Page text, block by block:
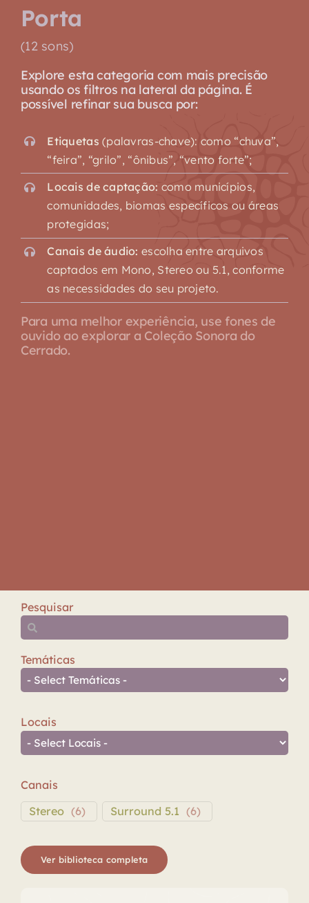
Porta
(12 sons)
Explore esta categoria com mais precisão
usando os filtros na lateral da página. É
possível refinar sua busca por:
Etiquetas (palavras-chave): como “chuva”,
“feira”, “grilo”, “ônibus”, “vento forte”;
Locais de captação: como municípios,
comunidades, biomas específicos ou áreas
protegidas;
Canais de áudio: escolha entre arquivos
captados em Mono, Stereo ou 5.1, conforme
as necessidades do seu projeto.
Para uma melhor experiência, use fones de
ouvido ao explorar a Coleção Sonora do
Cerrado.
Pesquisar
Temáticas
Locais
Canais
Stereo (6) Surround 5.1 (6)
Ver biblioteca completa